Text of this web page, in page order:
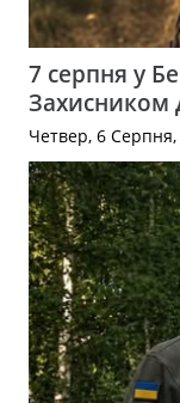
7 серпня у
Четвер, 6